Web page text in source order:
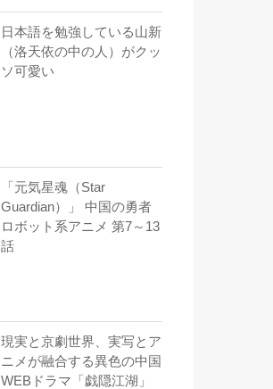
日本語を勉強している山新
（洛天依の中の人）がクッ
ソ可愛い
「元気星魂（Star
Guardian）」 中国の勇者
ロボット系アニメ 第7～13
話
現実と京劇世界、実写とア
ニメが融合する異色の中国
WEBドラマ「戯隠江湖」